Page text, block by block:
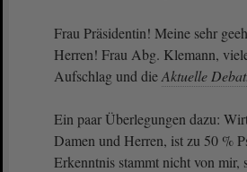
Frau Präsidentin! Meine sehr
Herren! Frau Abg. Klemann,
Aufschlag und dieAktuelle
Ein paar Überlegungen dazu:
Damen und Herren, ist zu 50 %
Erkenntnis stammt nicht von mir,